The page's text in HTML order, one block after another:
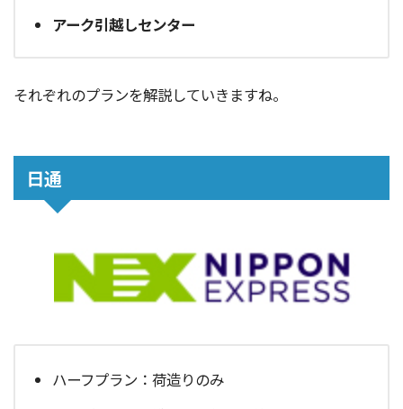
アーク引越しセンター
それぞれのプランを解説していきますね。
日通
ハーフプラン：荷造りのみ